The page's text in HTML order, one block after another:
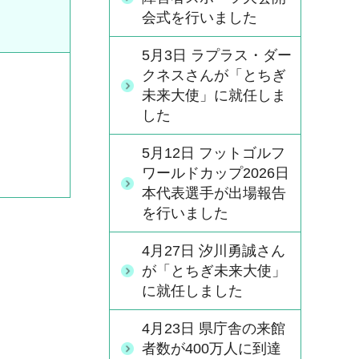
会式を行いました
5月3日 ラプラス・ダー
クネスさんが「とちぎ
未来大使」に就任しま
した
5月12日 フットゴルフ
ワールドカップ2026日
本代表選手が出場報告
を行いました
4月27日 汐川勇誠さん
が「とちぎ未来大使」
に就任しました
4月23日 県庁舎の来館
者数が400万人に到達